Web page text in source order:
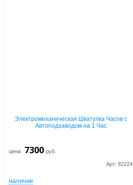
Электромеханическая Шкатулка Часов с
Автоподзаводом на 1 Час
цена: 7300 руб.
Арт: 82224
наличие